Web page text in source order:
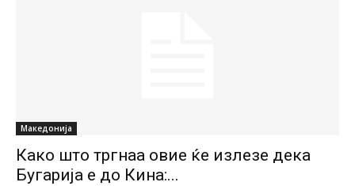
Македонија
Како што тргнаа овие ќе излезе дека
Бугарија е до Кина:...